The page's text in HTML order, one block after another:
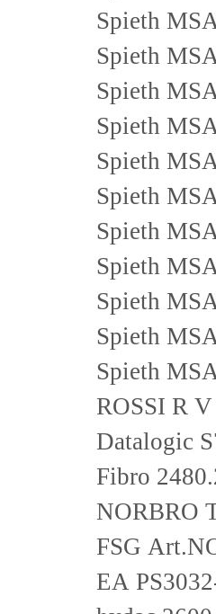
Spieth
Spieth
Spieth
Spieth
Spieth
Spieth
Spieth
Spieth
Spieth
Spieth
Spieth
ROSSI R
Datalogic
Fibro
NORBRO
FSG
EA